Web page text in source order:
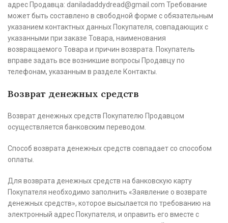
адрес Продавца: daniladaddydread@gmail.com Требование
может быть составлено в свободной форме с обязательным
указанием контактных данных Покупателя, совпадающих с
указанными при заказе Товара, наименования
возвращаемого Товара и причин возврата. Покупатель
вправе задать все возникшие вопросы Продавцу по
телефонам, указанным в разделе Контакты.
Возврат денежных средств
Возврат денежных средств Покупателю Продавцом
осуществляется банковским переводом.
Способ возврата денежных средств совпадает со способом
оплаты.
Для возврата денежных средств на банковскую карту
Покупателя необходимо заполнить «Заявление о возврате
денежных средств», которое высылается по требованию на
электронный адрес Покупателя, и оправить его вместе с